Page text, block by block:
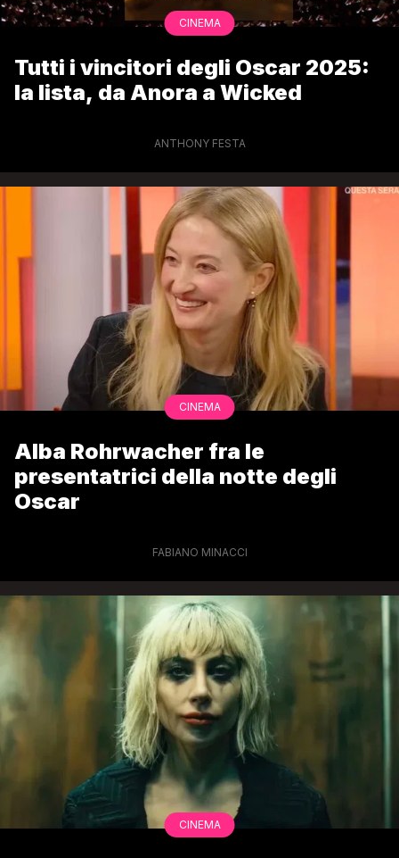
CINEMA
Tutti i vincitori degli Oscar 2025:
la lista, da Anora a Wicked
ANTHONY FESTA
CINEMA
Alba Rohrwacher fra le
presentatrici della notte degli
Oscar
FABIANO MINACCI
CINEMA